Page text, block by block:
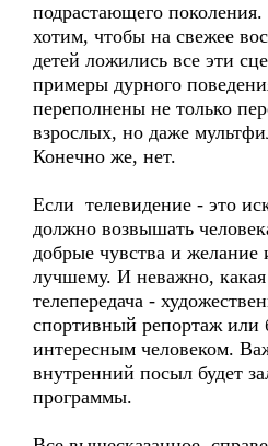
подрастающего
хотим, чтобы на свежее
детей ложились все эти
примеры дурного
переполнены не только
взрослых, но даже
Конечно же, нет.
Если телевидение - это
должно возвышать
добрые чувства и желание
лучшему. И неважно, какая
телепередача -
спортивный репортаж или
интересным человеком.
внутренний посыл будет
программы.